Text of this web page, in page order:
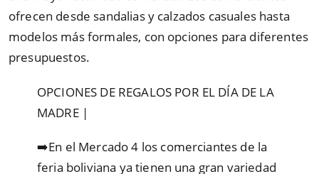
ofrecen desde sandalias y calzados casuales hasta
modelos más formales, con opciones para diferentes
presupuestos.
OPCIONES DE REGALOS POR EL DÍA DE LA
MADRE |
➡️En el Mercado 4 los comerciantes de la
feria boliviana ya tienen una gran variedad